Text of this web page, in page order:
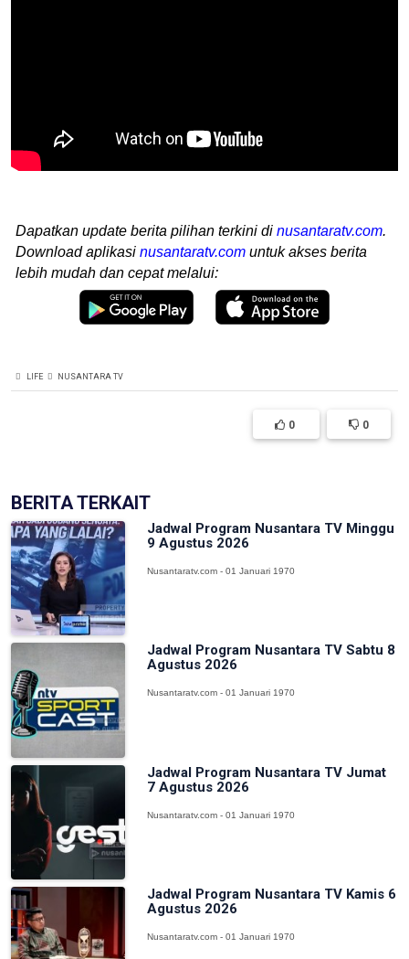
Dapatkan update berita pilihan terkini di nusantaratv.com.
Download aplikasi nusantaratv.com untuk akses berita
lebih mudah dan cepat melalui:
LIFE NUSANTARA TV
0 0
BERITA TERKAIT
Jadwal Program Nusantara TV Minggu
9 Agustus 2026
Nusantaratv.com - 01 Januari 1970
Jadwal Program Nusantara TV Sabtu 8
Agustus 2026
Nusantaratv.com - 01 Januari 1970
Jadwal Program Nusantara TV Jumat
7 Agustus 2026
Nusantaratv.com - 01 Januari 1970
Jadwal Program Nusantara TV Kamis 6
Agustus 2026
Nusantaratv.com - 01 Januari 1970